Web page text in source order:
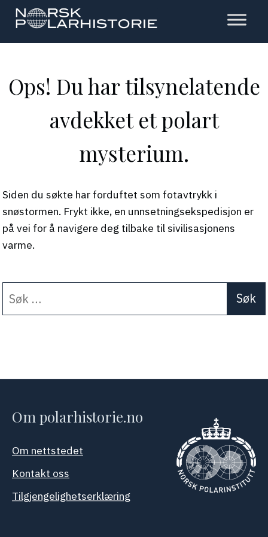
Hopp
hovedinnholdet
Polarhistorie
Ops! Du har tilsynelatende
avdekket et polart
mysterium.
Siden du søkte har forduftet som fotavtrykk i
snøstormen. Frykt ikke, en unnsetningsekspedisjon er
på vei for å navigere deg tilbake til sivilisasjonens
varme.
etter:
When autocomplete
Om polarhistorie.no
Om nettstedet
Kontakt oss
Tilgjengelighetserklæring